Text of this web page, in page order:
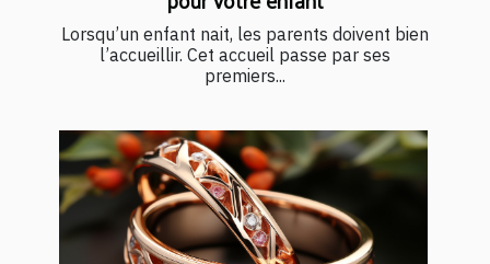
Lorsqu’un enfant nait, les parents doivent bien
l’accueillir. Cet accueil passe par ses
premiers...